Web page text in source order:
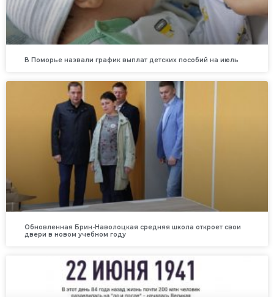
В Поморье назвали график выплат детских пособий на июль
Обновленная Брин-Наволоцкая средняя школа откроет свои
двери в новом учебном году